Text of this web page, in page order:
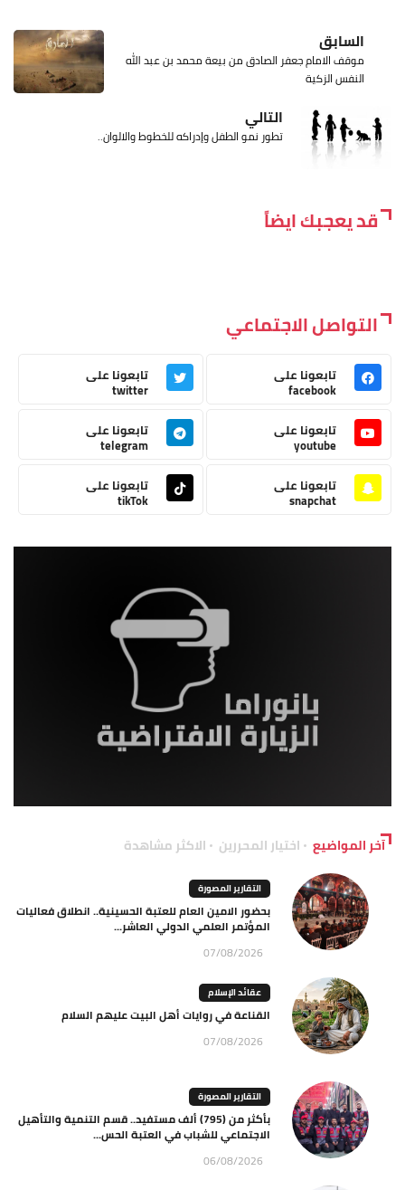
السابق
موقف الامام جعفر الصادق من بيعة محمد بن عبد الله
النفس الزكية
التالي
تطور نمو الطفل وإدراكه للخطوط والالوان..
قد يعجبك ايضاً
التواصل الاجتماعي
تابعونا على
facebook
تابعونا على
twitter
تابعونا على
youtube
تابعونا على
telegram
تابعونا على
snapchat
تابعونا على
tikTok
آخر المواضيع اختيار المحررين الاكثر مشاهدة
التقارير المصورة
بحضور الامين العام للعتبة الحسينية.. انطلاق فعاليات
المؤتمر العلمي الدولي العاشر...
07/08/2026
عقائد الإسلام
القناعة في روايات أهل البيت عليهم السلام
07/08/2026
التقارير المصورة
بأكثر من (795) ألف مستفيد.. قسم التنمية والتأهيل
الاجتماعي للشباب في العتبة الحس...
06/08/2026